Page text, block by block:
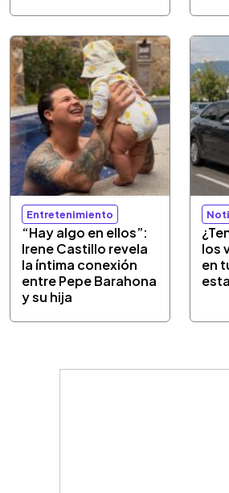
Entretenimiento
“Hay algo en ellos”:
Irene Castillo revela
la íntima conexión
entre Pepe Barahona
y su hija
los
en